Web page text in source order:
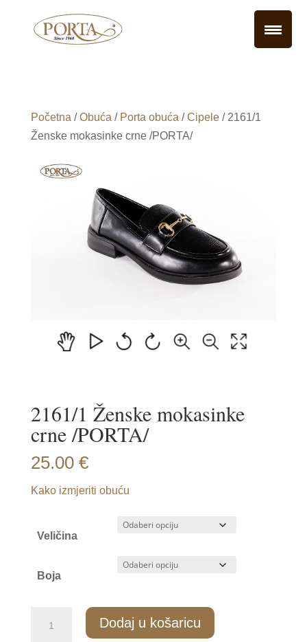
Početna /Obuća / Porta obuća /Cipele/ 2161/1
Ženske mokasinke crne /PORTA/
2161/1 Ženske mokasinke
crne /PORTA/
25.00 €
Kako izmjeriti obuću
Veličina
Boja
Dodaj u košaricu